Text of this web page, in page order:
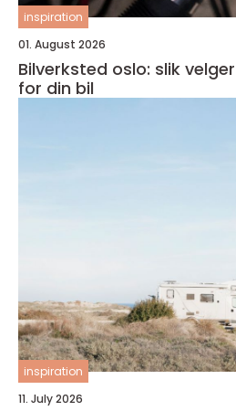
inspiration
01. August 2026
Bilverksted oslo: slik
for din bil
inspiration
11. July 2026